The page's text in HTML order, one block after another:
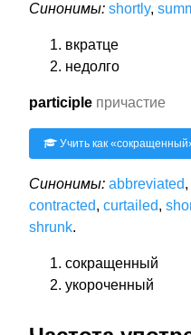
Синонимы: shortly,
вкратце
недолго
participle причастие
Учить как «сокращенный
Синонимы: abbreviated,
contracted, curtailed,
shrunk.
сокращенный
укороченный